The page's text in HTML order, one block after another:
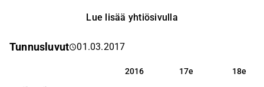
kattavat osaajaresurssien vuokrauksen,
suunnittelun ja kehityksen, kokonaisvaltaisten IT-
Lue lisää yhtiösivulla
Tunnusluvut 01.03.2017
2016 17e 18e
2016 17e 18e